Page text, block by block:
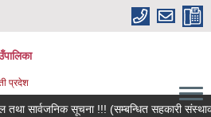
प्रदेश
सार्वजनिक सूचना !!! (सम्बन्धित सहकारी